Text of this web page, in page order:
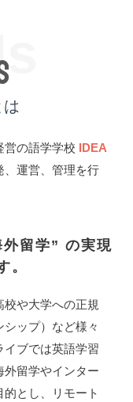
営の語学学校 IDEA
、運営、管理を行
留学” の実現
。
や大学への正規
ップ）など様々
イブでは英語学習
外留学やインター
とし、リモート